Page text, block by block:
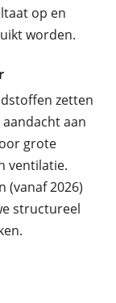
op en
worden.
zetten
aan
grote
ventilatie.
(vanaf 2026)
structureel